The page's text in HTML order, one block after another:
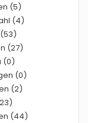
(5)
(4)
(27)
(0)
(0)
(2)
(44)